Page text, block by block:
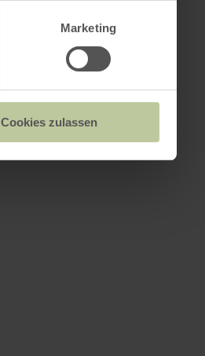
Marketing
Cookies zulassen